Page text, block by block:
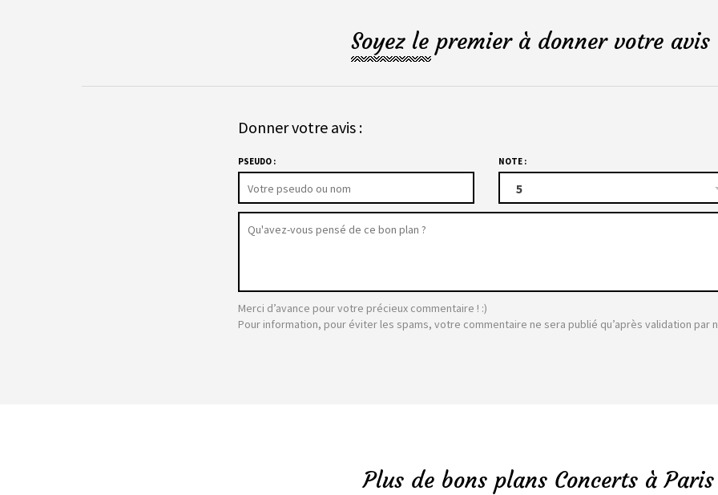
Soyez le premier à donner votre
Donner votre avis :
PSEUDO : NOTE :
5
Merci d’avance pour votre précieux commentaire ! :)
Pour information, pour éviter les spams, votre commentaire ne sera publié qu’après validation par
Plus de bons plans Concerts à Paris